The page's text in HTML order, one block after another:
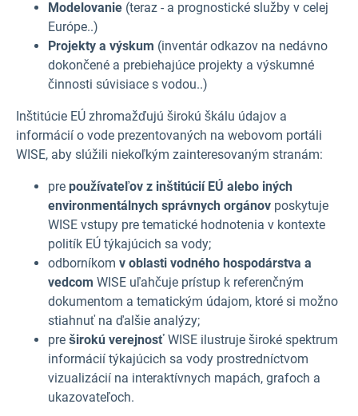
Modelovanie (teraz - a prognostické služby v celej
Európe..)
Projekty a výskum (inventár odkazov na nedávno
dokončené a prebiehajúce projekty a výskumné
činnosti súvisiace s vodou..)
Inštitúcie EÚ zhromažďujú širokú škálu údajov a
informácií o vode prezentovaných na webovom portáli
WISE, aby slúžili niekoľkým zainteresovaným stranám:
pre používateľov z inštitúcií EÚ alebo iných
environmentálnych správnych orgánov poskytuje
WISE vstupy pre tematické hodnotenia v kontexte
politík EÚ týkajúcich sa vody;
odborníkom v oblasti vodného hospodárstva a
vedcom WISE uľahčuje prístup k referenčným
dokumentom a tematickým údajom, ktoré si možno
stiahnuť na ďalšie analýzy;
pre širokú verejnosť WISE ilustruje široké spektrum
informácií týkajúcich sa vody prostredníctvom
vizualizácií na interaktívnych mapách, grafoch a
ukazovateľoch.